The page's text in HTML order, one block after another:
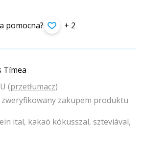
pomocna? + 2
Tímea
(przetłumacz)
zakupem produktu
ital, kakaó kókusszal, szteviával,